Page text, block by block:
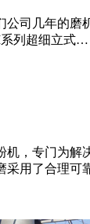
公司几年的
列超细立式…
机，专门为
采用了合理可